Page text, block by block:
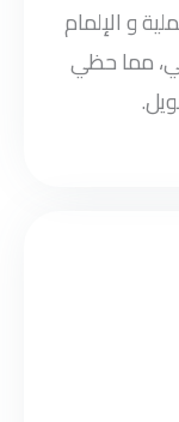
و الإلمام
مما حظي